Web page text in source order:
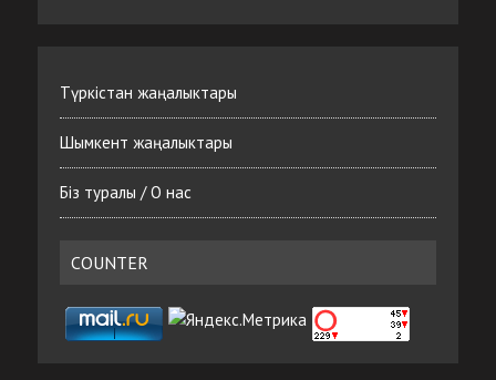
Түркістан жаңалыктары
Шымкент жаңалыктары
Біз туралы / О нас
COUNTER